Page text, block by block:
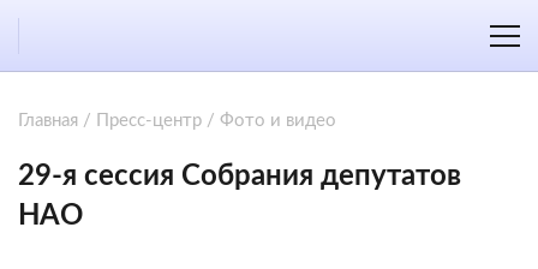
Главная / Пресс-центр / Фото и видео
29-я сессия Собрания депутатов
НАО